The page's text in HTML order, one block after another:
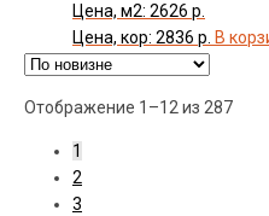
Цена, м2: 2626 р.
Цена, кор: 2836 р. В
Отображение 1–12 из 287
1
2
3